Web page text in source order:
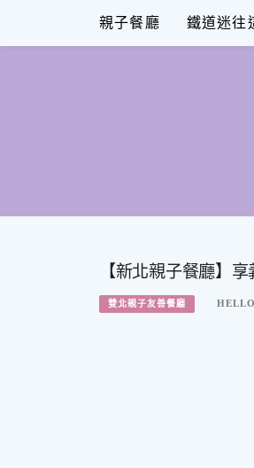
content
親子餐廳 鐵道迷往
【新北親子餐廳】
雙北親子友善餐廳